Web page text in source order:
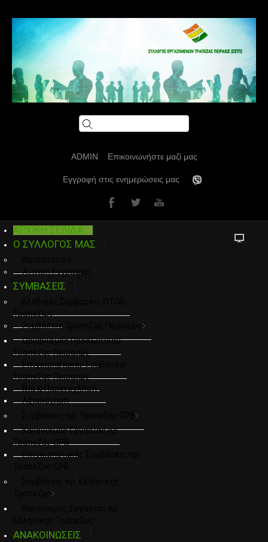
ADMIN Επικοινωνήστε μαζί μας
Εγγραφή στις ενημερώσεις μας
ΑΡΧΙΚΗ ΣΕΛΙΔΑ
Ο ΣΥΛΛΟΓΟΣ ΜΑΣ
Αιτηση Εγγραφης
ΣΥΜΒΑΣΕΙΣ
Τραπεζών
Συμβάσεις Τράπεζας Πειραιώς
Οργανισμός Προσωπικού
Τράπεζας Πειραιώς
Επιχειρησιακές Συμβάσεις
Τράπεζας Πειραιώς
Βία & Παρενόχληση
Αξιολόγηση
Συμβάσεις πρ. Τράπεζας CPB
Κανονισμός Εργασίας πρ.
Τράπεζας CPB
Επιχειρησιακές Συμβάσεις πρ.
Τράπεζας
ΑΝΑΚΟΙΝΩΣΕΙΣ